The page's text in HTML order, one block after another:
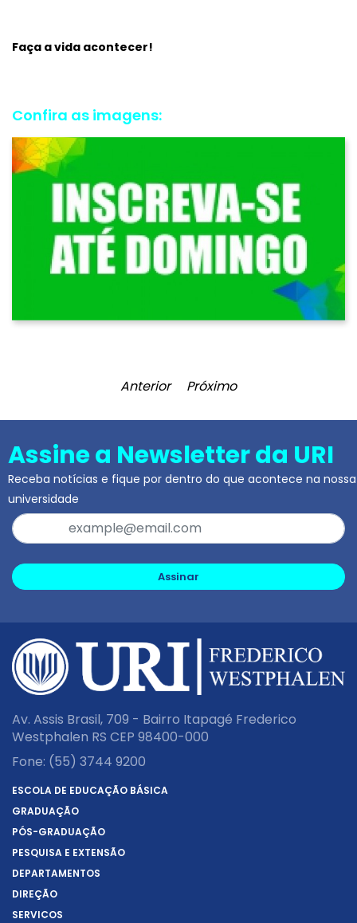
Faça a vida acontecer!
Confira as imagens:
Anterior Próximo
Assine a Newsletter da URI
Receba notícias e fique por dentro do que acontece na nossa
universidade
Assinar
Av. Assis Brasil, 709 - Bairro Itapagé Frederico
Westphalen RS CEP 98400-000
Fone: (55) 3744 9200
ESCOLA DE EDUCAÇÃO BÁSICA
GRADUAÇÃO
PÓS-GRADUAÇÃO
PESQUISA E EXTENSÃO
DEPARTAMENTOS
DIREÇÃO
SERVIÇOS